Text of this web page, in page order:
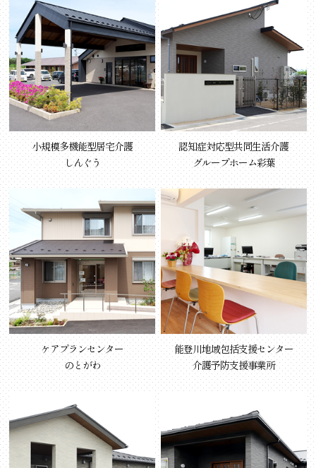
小規模多機能型居宅介護
しんぐう
認知症対応型共同生活介護
グループホーム彩葉
ケアプランセンター
のとがわ
能登川地域包括支援センター
介護予防支援事業所